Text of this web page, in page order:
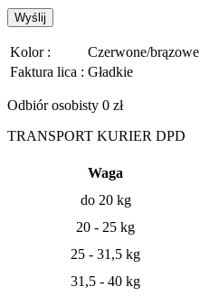
Wyślij
Kolor :
Czerwone/brązowe
Faktura lica : Gładkie
Odbiór osobisty 0 zł
TRANSPORT KURIER DPD
Waga
do 20 kg
20 - 25 kg
25 - 31,5 kg
31,5 - 40 kg